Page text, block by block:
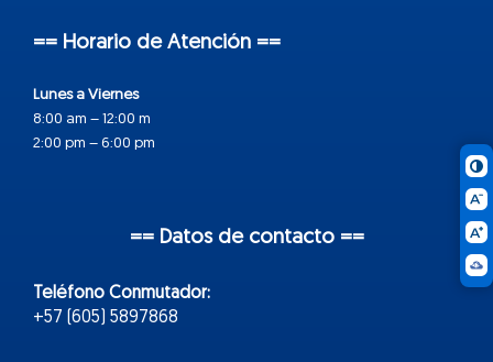
== Horario de Atención ==
Lunes a Viernes
8:00 am – 12:00 m
2:00 pm – 6:00 pm
== Datos de contacto ==
Teléfono Conmutador:
+57 (605) 5897868